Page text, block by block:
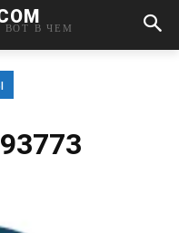
ВОТ В ЧЕМ